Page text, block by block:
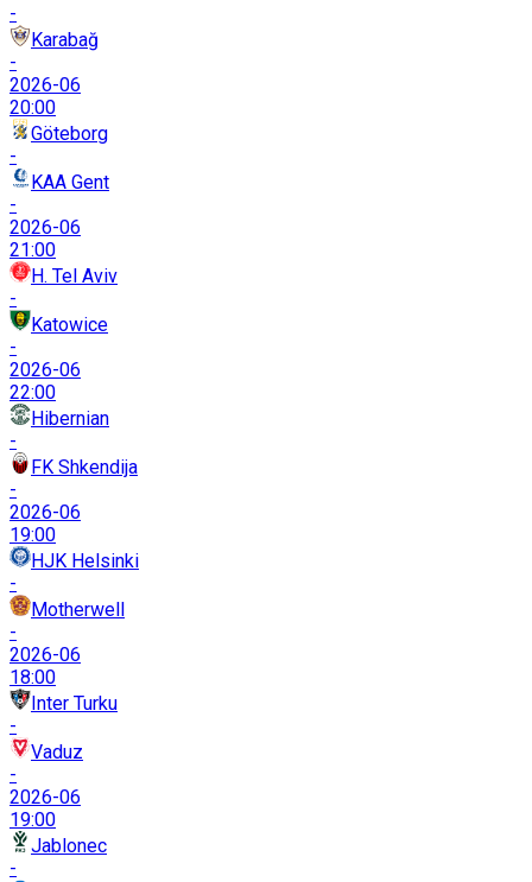
-
Karabağ
-
2026-06
20:00
Göteborg
-
KAA Gent
-
2026-06
21:00
H. Tel Aviv
-
Katowice
-
2026-06
22:00
Hibernian
-
FK Shkendija
-
2026-06
19:00
HJK Helsinki
-
Motherwell
-
2026-06
18:00
Inter Turku
-
Vaduz
-
2026-06
19:00
Jablonec
-